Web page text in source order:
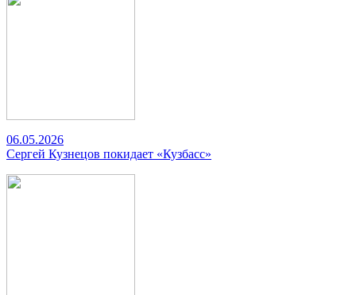
06.05.2026
Сергей Кузнецов покидает «Кузбасс»